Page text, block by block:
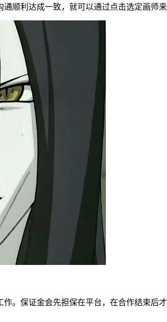
利达成一致，就可以通过点击选定画师来
保证金会先担保在平台，在合作结束后才